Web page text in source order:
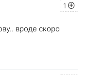
1
вроде скоро